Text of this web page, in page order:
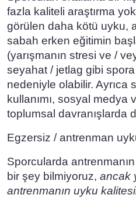
fazla kaliteli araştırma
görülen daha kötü uyku,
sabah erken eğitimin
(yarışmanın stresi ve /
seyahat / jetlag gibi
nedeniyle olabilir. Ayrıca
kullanımı, sosyal medya
toplumsal davranışlarda
Egzersiz / antrenman
Sporcularda
bir şey bilmiyoruz, ancak
antrenmanın uyku